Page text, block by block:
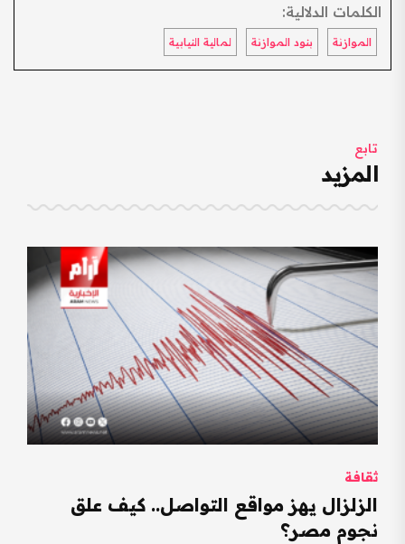
الكلمات الدلالية:
الموازنة بنود الموازنة لمالية النيابية
تابع
المزيد
ثقافة
الزلزال يهز مواقع التواصل.. كيف علق
نجوم مصر؟